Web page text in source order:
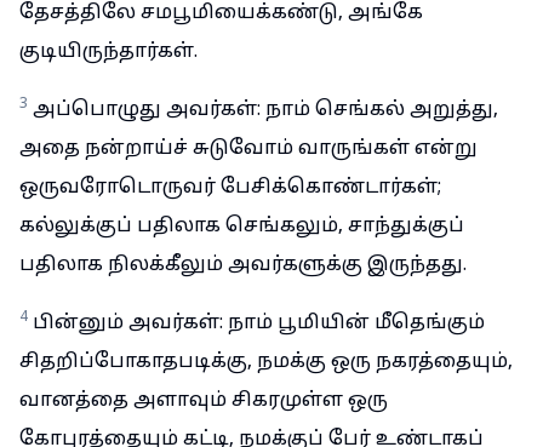
தேசத்திலே சமபூமியைக்கண்டு, அங்கே
குடியிருந்தார்கள்.
3 அப்பொழுது அவர்கள்: நாம் செங்கல் அறுத்து,
அதை நன்றாய்ச் சுடுவோம் வாருங்கள் என்று
ஒருவரோடொருவர் பேசிக்கொண்டார்கள்;
கல்லுக்குப் பதிலாக செங்கலும், சாந்துக்குப்
பதிலாக நிலக்கீலும் அவர்களுக்கு இருந்தது.
4 பின்னும் அவர்கள்: நாம் பூமியின் மீதெங்கும்
சிதறிப்போகாதபடிக்கு, நமக்கு ஒரு நகரத்தையும்,
வானத்தை அளாவும் சிகரமுள்ள ஒரு
கோபுரத்தையும் கட்டி, நமக்குப் பேர் உண்டாகப்